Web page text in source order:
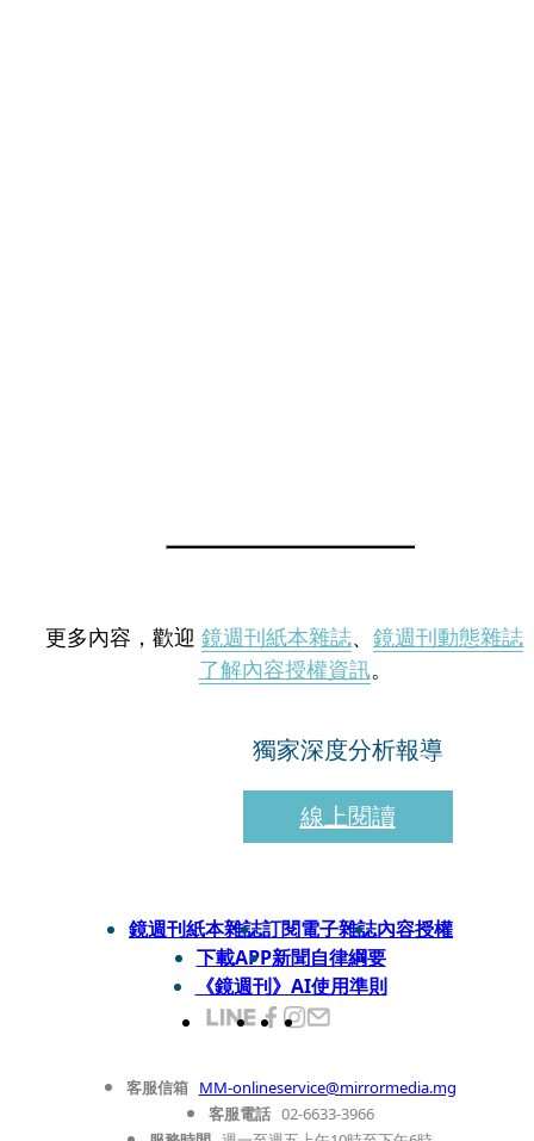
更多內容，歡迎 鏡週刊紙本雜誌、 鏡週刊動態雜誌
了解內容授權資訊。
獨家深度分析報導
線上閱讀
鏡週刊紙本雜誌訂閱電子雜誌內容授權
下載APP新聞自律綱要
《鏡週刊》AI使用準則
客服信箱 MM-onlineservice@mirrormedia.mg
客服電話 02-6633-3966